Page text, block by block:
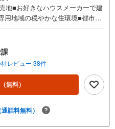
地■お好きなハウスメーカーで建
用地域の穏やかな住環境■都市ガ
話でのお問い合わせがスムーズ
軽にご連絡下さい！東宝ハウス
ループ 東宝ハウス浦和 特別
ス浦和の住宅ローン■変動金利全
ーン金利優遇割の最大適用《0.8
％の比較借入金4000万円返済
）◇TOHO HOUSE CLUBで生涯
レビュー 38件
（無料）
通話料無料）